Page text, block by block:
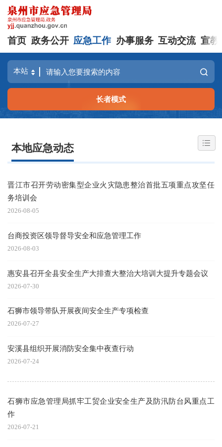
首页 政务公开 应急工作 办事服务 互动交流 宣教
长者模式
本地应急动态
晋江市召开劳动密集型企业火灾隐患整治首批五项重点攻坚任
务培训会
2026-08-05
台商投资区领导督导安全和应急管理工作
2026-08-03
惠安县召开全县安全生产大排查大整治大培训大提升专题会议
2026-07-30
石狮市领导带队开展夜间安全生产专项检查
2026-07-27
安溪县组织开展消防安全集中夜查行动
2026-07-24
石狮市应急管理局抓牢工贸企业安全生产及防汛防台风重点工
作
2026-07-21